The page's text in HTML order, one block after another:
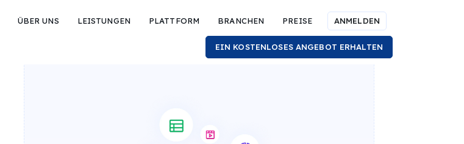
ÜBER UNS LEISTUNGEN PLATTFORM BRANCHEN PREISE ANMELDEN
EIN KOSTENLOSES ANGEBOT ERHALTEN